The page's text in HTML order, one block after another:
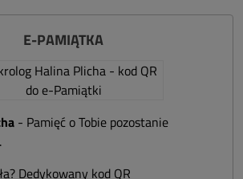
E-PAMIĄTKA
- Pamięć o Tobie pozostanie
Dedykowany kod QR